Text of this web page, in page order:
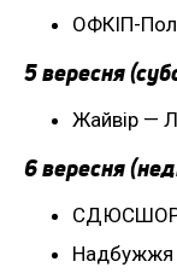
ОФКІП-
5 вересня
Жайвір —
6 вересня
СДЮСШОР
Надбужжя